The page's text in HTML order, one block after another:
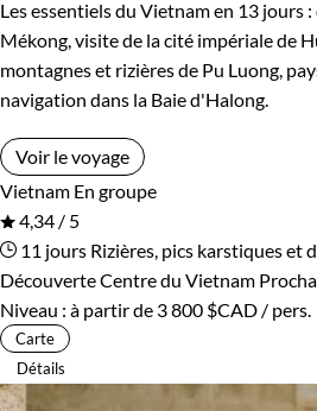
Les essentiels du Vietnam en 13 jours
Mékong, visite de la cité impériale de
montagnes et rizières de Pu Luong,
navigation dans la Baie d'Halong.
Voir le voyage
Vietnam En groupe
4,34 / 5
11 jours Rizières, pics karstiques et
Découverte Centre du Vietnam
Niveau : à partir de 3 800 $CAD / pers.
Carte
Détails